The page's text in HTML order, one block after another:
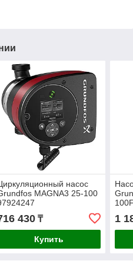
насос
MAGNA3 25-100
430₸
Купить
1